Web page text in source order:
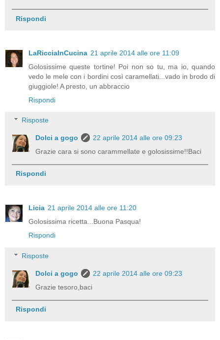
Rispondi
LaRicciaInCucina 21 aprile 2014 alle ore 11:09
Golosissime queste tortine! Poi non so tu, ma io, quando
vedo le mele con i bordini così caramellati...vado in brodo di
giuggiole! A presto, un abbraccio
Rispondi
Risposte
Dolci a gogo
22 aprile 2014 alle ore 09:23
Grazie cara si sono carammellate e golosissime!!Baci
Rispondi
Licia 21 aprile 2014 alle ore 11:20
Golosissima ricetta...Buona Pasqua!
Rispondi
Risposte
Dolci a gogo
22 aprile 2014 alle ore 09:23
Grazie tesoro,baci
Rispondi